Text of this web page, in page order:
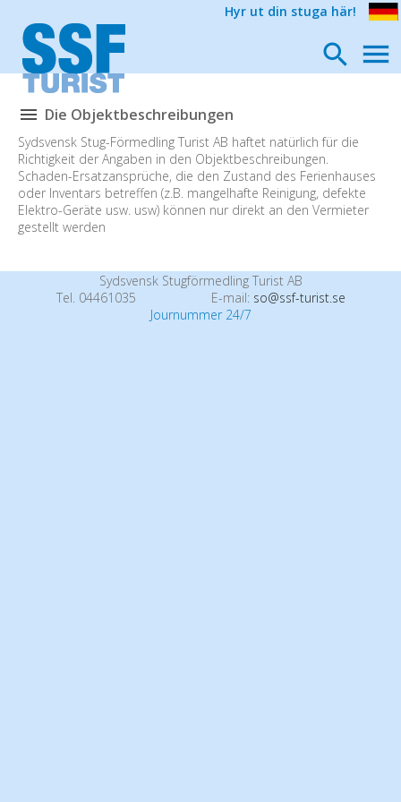
Hyr ut din stuga här!
Die Objektbeschreibungen
Sydsvensk Stug-Förmedling Turist AB haftet natürlich für die
Richtigkeit der Angaben in den Objektbeschreibungen.
Schaden-Ersatzansprüche, die den Zustand des Ferienhauses
oder Inventars betreffen (z.B. mangelhafte Reinigung, defekte
Elektro-Geräte usw. usw) können nur direkt an den Vermieter
gestellt werden
Sydsvensk Stugförmedling Turist AB
Tel. 04461035
E-mail: so@ssf-turist.se
Journummer 24/7